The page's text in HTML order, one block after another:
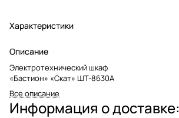
Характеристики
Описание
Электротехнический шкаф
«Бастион» «Скат» ШТ-8630А
Все описание
Информация о доставке: